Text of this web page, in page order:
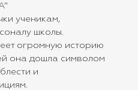
ученикам,
школы.
огромную историю
она дошла символом
и